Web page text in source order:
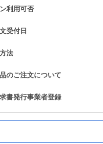
利用可否
受付日
法
のご注文について
書発行事業者登録